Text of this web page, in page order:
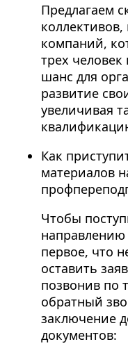
Предлагаем
компаний,
трех
шанс для
развитие
увеличивая
Как
материалов
Чтобы
направлению
первое, что
оставить
позвонив по
обратный
заключение
документов: